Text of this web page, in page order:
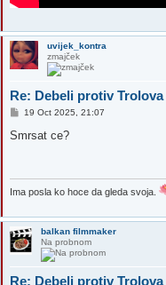
uvijek_kontra
zmajček
Re: Debeli protiv Trolova
P
s
19 Oct 2025, 21:07
Smrsat ce?
Ima posla ko hoce da gleda svoja.
balkan filmmaker
Na probnom
Re: Debeli protiv Trolova